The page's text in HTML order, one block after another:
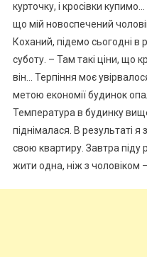
курточку, і кросівки
що мій новоспечений
Коханий, підемо сьогодні
суботу. – Там такі ціни, що
він… Терпіння моє
метою економії будинок
Температура в будинку
піднімалася. В результаті
свою квартиру. Завтра
жити одна, ніж з чоловіком